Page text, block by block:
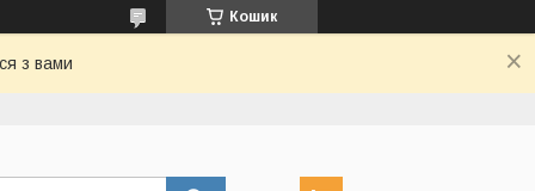
Кошик
з вами